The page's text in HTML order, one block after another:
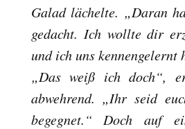
Galad lächelte. „Daran
gedacht. Ich wollte dir
und ich uns kennengelernt
„Das weiß ich doch“,
abwehrend. „Ihr seid
begegnet.“ Doch auf